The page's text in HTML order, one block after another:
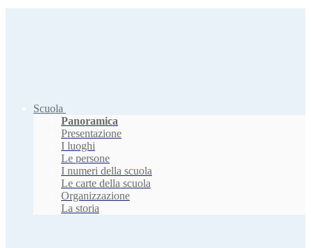
Scuola
Panoramica
Presentazione
I luoghi
Le persone
I numeri della scuola
Le carte della scuola
Organizzazione
La storia